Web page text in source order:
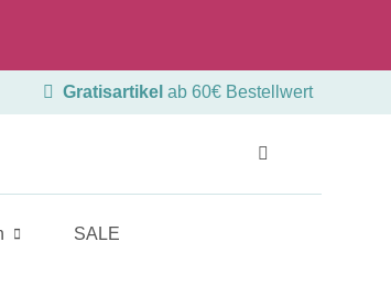
Gratisartikel ab 60€ Bestellwert
SALE